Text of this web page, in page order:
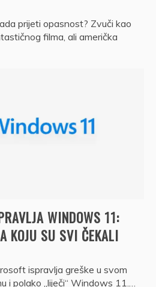
prijeti opasnost? Zvuči kao
filma, ali američka
WINDOWS 11:
KOJU SU SVI ČEKALI
ispravlja greške u svom
i polako „liječi“ Windows 11.…